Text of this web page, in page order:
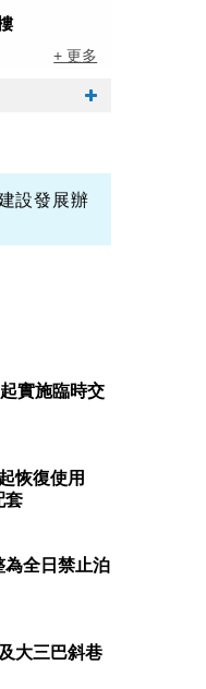
+ 更多
設發展辦
實施臨時交
恢復使用
套
全日禁止泊
大三巴斜巷